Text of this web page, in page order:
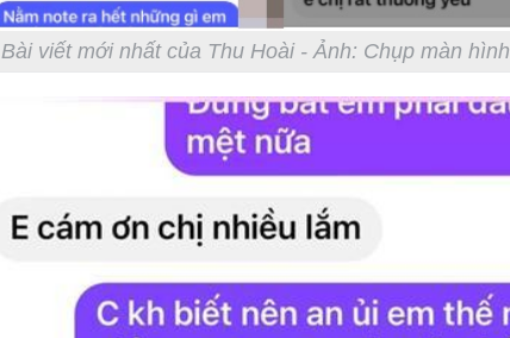
Bài viết mới nhất của Thu Hoài - Ảnh: Chụp màn hình